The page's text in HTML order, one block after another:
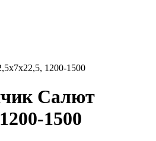
1200-1500
Салют
1500